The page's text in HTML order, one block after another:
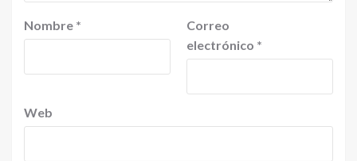
Nombre *
Correo
electrónico *
Web